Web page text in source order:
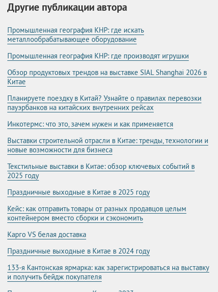
Другие публикации автора
Промышленная география КНР: где искать
металлообрабатывающее оборудование
Промышленная география КНР: где производят игрушки
Обзор продуктовых трендов на выставке SIAL Shanghai 2026 в
Китае
Планируете поездку в Китай? Узнайте о правилах перевозки
пауэрбанков на китайских внутренних рейсах
Инкотермс: что это, зачем нужен и как применяется
Выставки строительной отрасли в Китае: тренды, технологии и
новые возможности для бизнеса
Текстильные выставки в Китае: обзор ключевых событий в
2025 году
Праздничные выходные в Китае в 2025 году
Кейс: как отправить товары от разных продавцов целым
контейнером вместо сборки и сэкономить
Карго VS белая доставка
Праздничные выходные в Китае в 2024 году
133-я Кантонская ярмарка: как зарегистрироваться на выставку
и получить бейдж покупателя